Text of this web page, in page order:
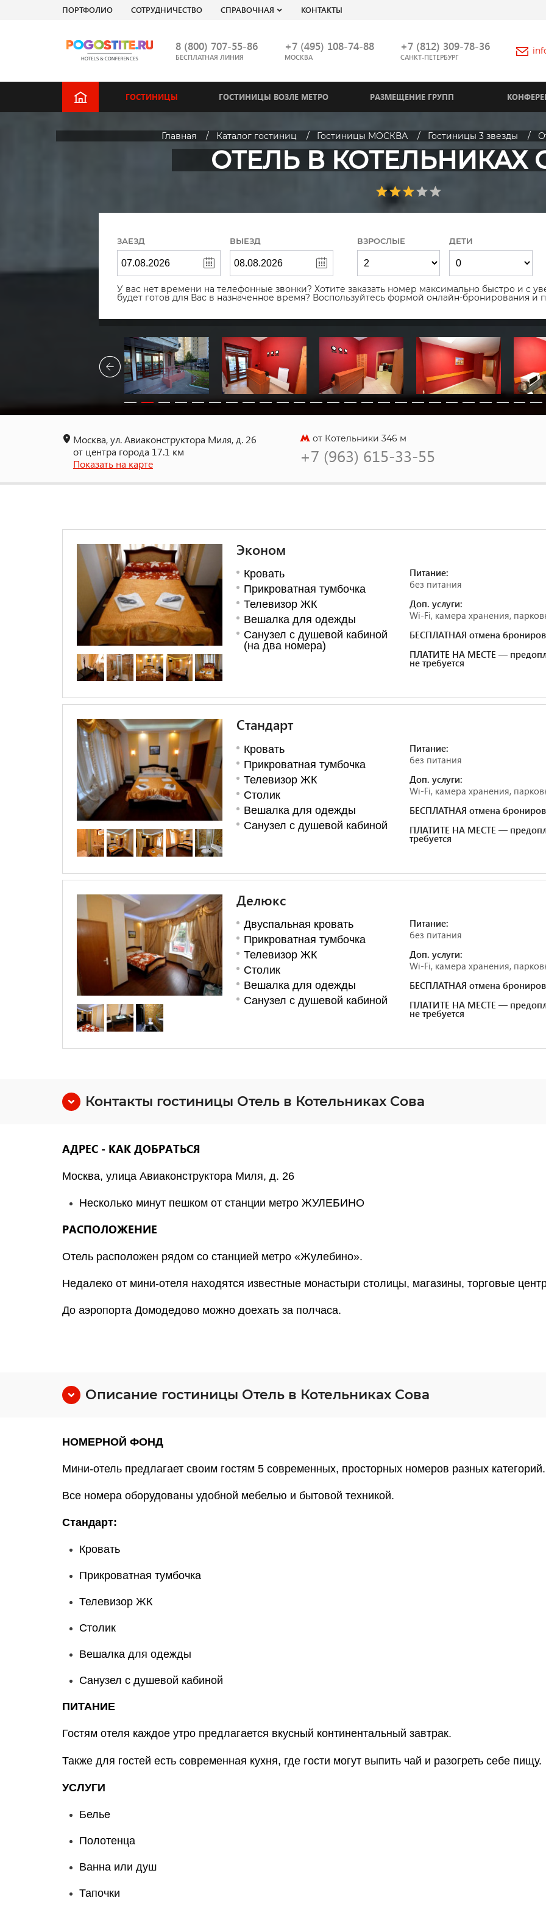
ПОРТФОЛИО СОТРУДНИЧЕСТВО СПРАВОЧНАЯ КОНТАКТЫ
8 (800) 707-55-86
БЕСПЛАТНАЯ ЛИНИЯ
+7 (495) 108-74-88
МОСКВА
+7 (812) 309-78-36
САНКТ-ПЕТЕРБУРГ
ГОСТИНИЦЫ ГОСТИНИЦЫ ВОЗЛЕ МЕТРО РАЗМЕЩЕНИЕ ГРУПП
Главная Каталог гостиниц Гостиницы МОСКВА Гостиницы 3 звезды
ОТЕЛЬ В КОТЕЛЬНИКАХ
ЗАЕЗД ВЫЕЗД ВЗРОСЛЫЕ ДЕТИ
У вас нет времени на телефонные звонки? Хотите заказать номер максимально быстро и с
будет готов для Вас в назначенное время? Воспользуйтесь формой онлайн-бронирования и
Москва, ул. Авиаконструктора Миля, д. 26
от центра города 17.1 км
Показать на карте
от Котельники 346 м
+7 (963) 615-33-55
Эконом
Кровать
Прикроватная тумбочка
Телевизор ЖК
Вешалка для одежды
Санузел с душевой кабиной
(на два номера)
Питание:
без питания
Доп. услуги:
Wi-Fi, камера хранения,
БЕСПЛАТНАЯ отмена
ПЛАТИТЕ НА МЕСТЕ —
не требуется
Стандарт
Кровать
Прикроватная тумбочка
Телевизор ЖК
Столик
Вешалка для одежды
Санузел с душевой кабиной
Питание:
без питания
Доп. услуги:
Wi-Fi, камера хранения,
БЕСПЛАТНАЯ отмена
ПЛАТИТЕ НА МЕСТЕ —
требуется
Делюкс
Двуспальная кровать
Прикроватная тумбочка
Телевизор ЖК
Столик
Вешалка для одежды
Санузел с душевой кабиной
Питание:
без питания
Доп. услуги:
Wi-Fi, камера хранения,
БЕСПЛАТНАЯ отмена
ПЛАТИТЕ НА МЕСТЕ —
не требуется
Контакты гостиницы Отель в Котельниках Сова
АДРЕС - КАК ДОБРАТЬСЯ
Москва, улица Авиаконструктора Миля, д. 26
Несколько минут пешком от станции метро ЖУЛЕБИНО
РАСПОЛОЖЕНИЕ
Отель расположен рядом со станцией метро «Жулебино».
Недалеко от мини-отеля находятся известные монастыри столицы, магазины, торговые
До аэропорта Домодедово можно доехать за полчаса.
Описание гостиницы Отель в Котельниках Сова
НОМЕРНОЙ ФОНД
Мини-отель предлагает своим гостям 5 современных, просторных номеров разных категорий.
Все номера оборудованы удобной мебелью и бытовой техникой.
Стандарт:
Кровать
Прикроватная тумбочка
Телевизор ЖК
Столик
Вешалка для одежды
Санузел с душевой кабиной
ПИТАНИЕ
Гостям отеля каждое утро предлагается вкусный континентальный завтрак.
Также для гостей есть современная кухня, где гости могут выпить чай и разогреть себе пищу.
УСЛУГИ
Белье
Полотенца
Ванна или душ
Тапочки